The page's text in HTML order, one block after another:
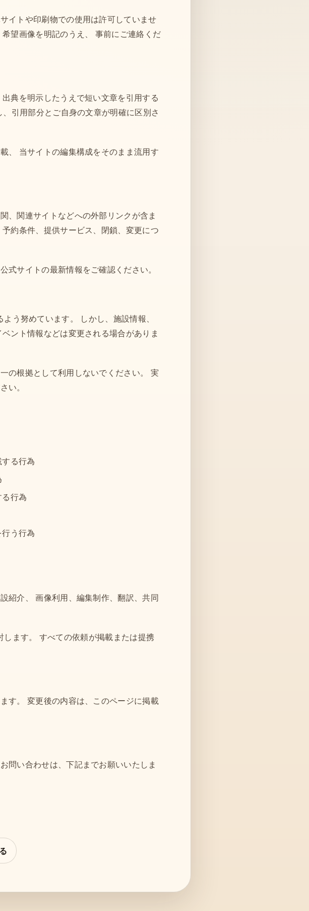
イトや印刷物での使用は許可していませ
望画像を明記のうえ、 事前にご連絡くだ
典を明示したうえで短い文章を引用する
引用部分とご自身の文章が明確に区別さ
、 当サイトの編集構成をそのまま流用す
、関連サイトなどへの外部リンクが含ま
約条件、提供サービス、閉鎖、変更につ
式サイトの最新情報をご確認ください。
う努めています。 しかし、施設情報、
ント情報などは変更される場合がありま
の根拠として利用しないでください。 実
い。
る行為
行為
う行為
紹介、 画像利用、編集制作、翻訳、共同
します。 すべての依頼が掲載または提携
す。 変更後の内容は、このページに掲載
問い合わせは、下記までお願いいたしま